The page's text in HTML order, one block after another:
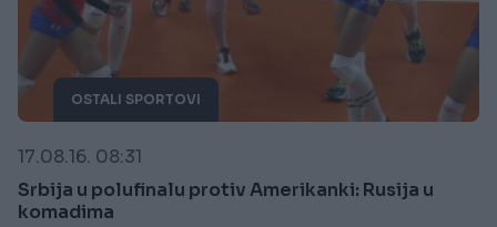
OSTALI SPORTOVI
17.08.16. 08:31
Srbija u polufinalu protiv Amerikanki: Rusija u
komadima